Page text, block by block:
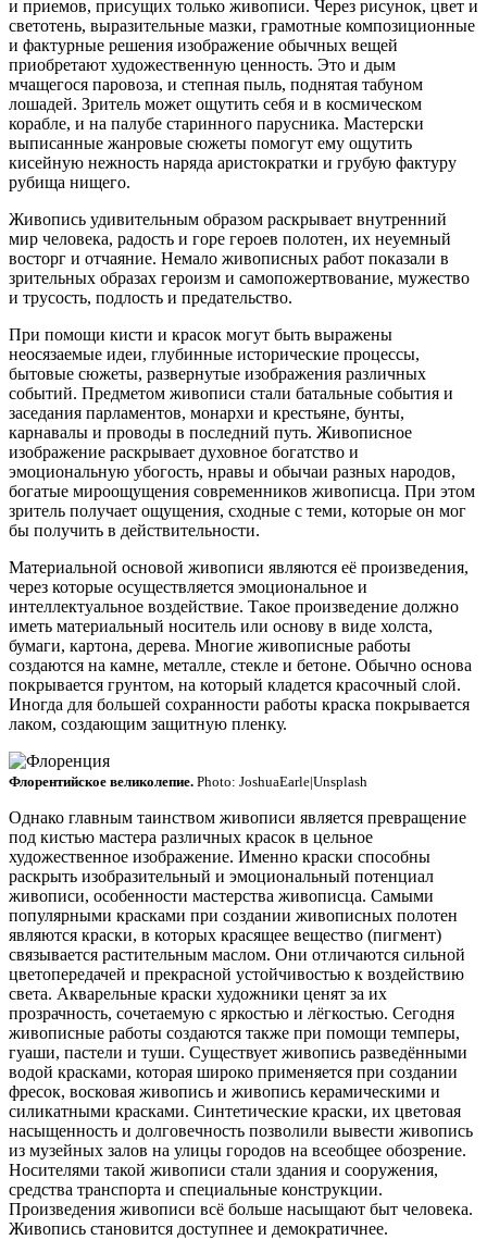
и приемов, присущих только живописи. Через рисунок, цвет и
светотень, выразительные мазки, грамотные композиционные
и фактурные решения изображение обычных вещей
приобретают художественную ценность. Это и дым
мчащегося паровоза, и степная пыль, поднятая табуном
лошадей. Зритель может ощутить себя и в космическом
корабле, и на палубе старинного парусника. Мастерски
выписанные жанровые сюжеты помогут ему ощутить
кисейную нежность наряда аристократки и грубую фактуру
рубища нищего.
Живопись удивительным образом раскрывает внутренний
мир человека, радость и горе героев полотен, их неуемный
восторг и отчаяние. Немало живописных работ показали в
зрительных образах героизм и самопожертвование, мужество
и трусость, подлость и предательство.
При помощи кисти и красок могут быть выражены
неосязаемые идеи, глубинные исторические процессы,
бытовые сюжеты, развернутые изображения различных
событий. Предметом живописи стали батальные события и
заседания парламентов, монархи и крестьяне, бунты,
карнавалы и проводы в последний путь. Живописное
изображение раскрывает духовное богатство и
эмоциональную убогость, нравы и обычаи разных народов,
богатые мироощущения современников живописца. При этом
зритель получает ощущения, сходные с теми, которые он мог
бы получить в действительности.
Материальной основой живописи являются её произведения,
через которые осуществляется эмоциональное и
интеллектуальное воздействие. Такое произведение должно
иметь материальный носитель или основу в виде холста,
бумаги, картона, дерева. Многие живописные работы
создаются на камне, металле, стекле и бетоне. Обычно основа
покрывается грунтом, на который кладется красочный слой.
Иногда для большей сохранности работы краска покрывается
лаком, создающим защитную пленку.
Флорентийское великолепие. Photo: JoshuaEarle|Unsplash
Однако главным таинством живописи является превращение
под кистью мастера различных красок в цельное
художественное изображение. Именно краски способны
раскрыть изобразительный и эмоциональный потенциал
живописи, особенности мастерства живописца. Самыми
популярными красками при создании живописных полотен
являются краски, в которых красящее вещество (пигмент)
связывается растительным маслом. Они отличаются сильной
цветопередачей и прекрасной устойчивостью к воздействию
света. Акварельные краски художники ценят за их
прозрачность, сочетаемую с яркостью и лёгкостью. Сегодня
живописные работы создаются также при помощи темперы,
гуаши, пастели и туши. Существует живопись разведёнными
водой красками, которая широко применяется при создании
фресок, восковая живопись и живопись керамическими и
силикатными красками. Синтетические краски, их цветовая
насыщенность и долговечность позволили вывести живопись
из музейных залов на улицы городов на всеобщее обозрение.
Носителями такой живописи стали здания и сооружения,
средства транспорта и специальные конструкции.
Произведения живописи всё больше насыщают быт человека.
Живопись становится доступнее и демократичнее.